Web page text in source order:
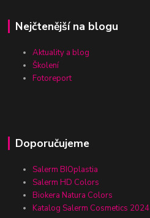
Nejčtenější na blogu
Aktuality a blog
Školení
Fotoreport
Doporučujeme
Salerm BIOplastia
Salerm HD Colors
Biokera Natura Colors
Katalog Salerm Cosmetics 2024